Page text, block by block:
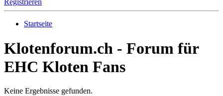
Registrieren
Startseite
Klotenforum.ch - Forum für
EHC Kloten Fans
Keine Ergebnisse gefunden.